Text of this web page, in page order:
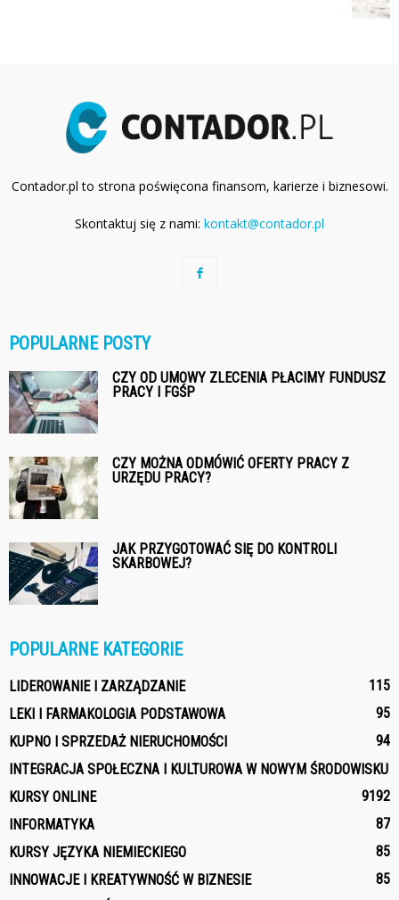
Contador.pl to strona poświęcona finansom, karierze i biznesowi.
Skontaktuj się z nami: kontakt@contador.pl
POPULARNE POSTY
CZY OD UMOWY ZLECENIA PŁACIMY FUNDUSZ
PRACY I FGŚP
CZY MOŻNA ODMÓWIĆ OFERTY PRACY Z
URZĘDU PRACY?
JAK PRZYGOTOWAĆ SIĘ DO KONTROLI
SKARBOWEJ?
POPULARNE KATEGORIE
LIDEROWANIE I ZARZĄDZANIE
115
LEKI I FARMAKOLOGIA PODSTAWOWA
95
KUPNO I SPRZEDAŻ NIERUCHOMOŚCI
94
INTEGRACJA SPOŁECZNA I KULTUROWA W NOWYM ŚRODOWISKU
92
KURSY ONLINE
91
INFORMATYKA
87
KURSY JĘZYKA NIEMIECKIEGO
85
INNOWACJE I KREATYWNOŚĆ W BIZNESIE
85